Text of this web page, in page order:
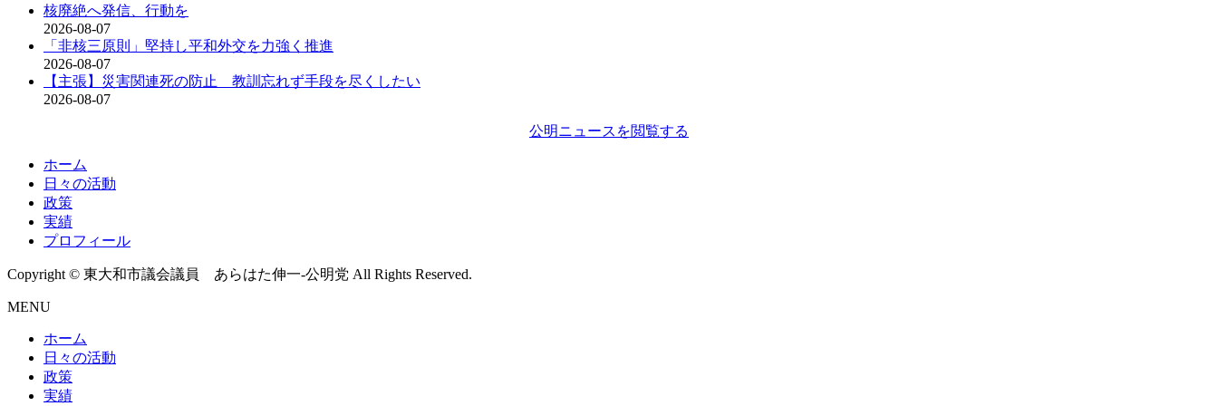
核廃絶へ発信、行動を
2026-08-07
「非核三原則」堅持し平和外交を力強く推進
2026-08-07
【主張】災害関連死の防止 教訓忘れず手段を尽くしたい
2026-08-07
公明ニュースを閲覧する
ホーム
日々の活動
政策
実績
プロフィール
Copyright © 東大和市議会議員 あらはた伸一-公明党 All Rights Reserved.
MENU
ホーム
日々の活動
政策
実績